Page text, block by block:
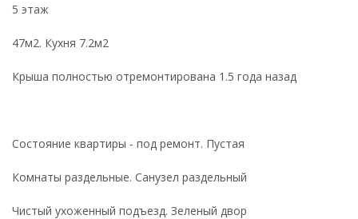
5 этаж
47м2. Кухня 7.2м2
Крыша полностью отремонтирована 1.5 года назад
Состояние квартиры - под ремонт. Пустая
Комнаты раздельные. Санузел раздельный
Чистый ухоженный подъезд. Зеленый двор